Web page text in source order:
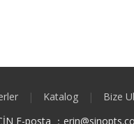
| Katalog |
Bize
E-posta ： e